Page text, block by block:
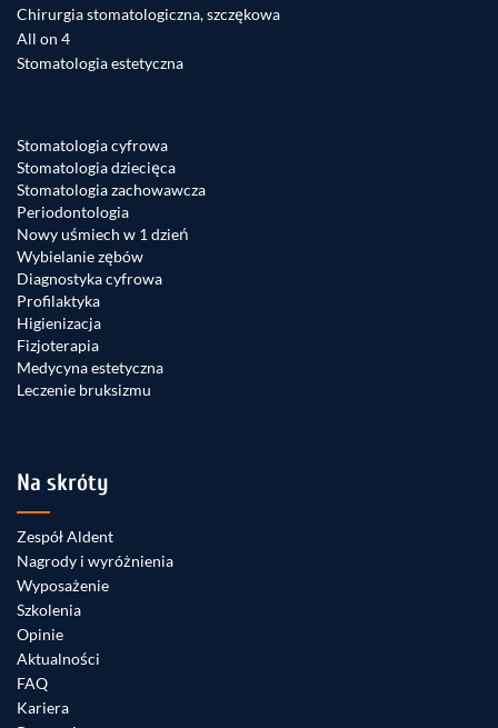
Chirurgia stomatologiczna, szczękowa
All on 4
Stomatologia estetyczna
Stomatologia cyfrowa
Stomatologia dziecięca
Stomatologia zachowawcza
Periodontologia
Nowy uśmiech w 1 dzień
Wybielanie zębów
Diagnostyka cyfrowa
Profilaktyka
Higienizacja
Fizjoterapia
Medycyna estetyczna
Leczenie bruksizmu
Na skróty
Zespół Aldent
Nagrody i wyróżnienia
Wyposażenie
Szkolenia
Opinie
Aktualności
FAQ
Kariera